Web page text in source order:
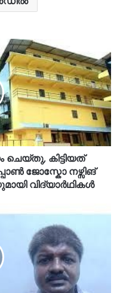
കിട്ടിയത്
ജോസ്കോ നഴ്സിങ്
വിദ്യാർഥികൾ